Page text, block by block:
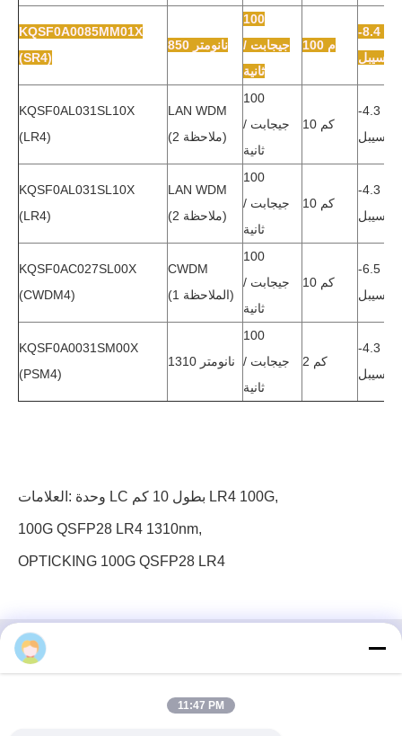
KQSF0A0085MM01X
(SR4)
850 نانومتر
100
جيجابت /
ثانية
100 م
-8.4 ~
ديسيبل
KQSF0AL031SL10X
(LR4)
LAN WDM
(ملاحظة 2)
100
جيجابت /
ثانية
10 كم
-4.3 ~
ديسيبل
KQSF0AL031SL10X
(LR4)
LAN WDM
(ملاحظة 2)
100
جيجابت /
ثانية
10 كم
-4.3 ~
ديسيبل
KQSF0AC027SL00X
(CWDM4)
CWDM
(الملاحظة 1)
100
جيجابت /
ثانية
10 كم
-6.5 ~
ديسيبل
KQSF0A0031SM00X
(PSM4)
1310 نانومتر
100
جيجابت /
ثانية
2 كم
-4.3 ~
ديسيبل
العلامات: وحدة LC بطول 10 كم LR4 100G,
100G QSFP28 LR4 1310nm,
OPTICKING 100G QSFP28 LR4
11:47 PM